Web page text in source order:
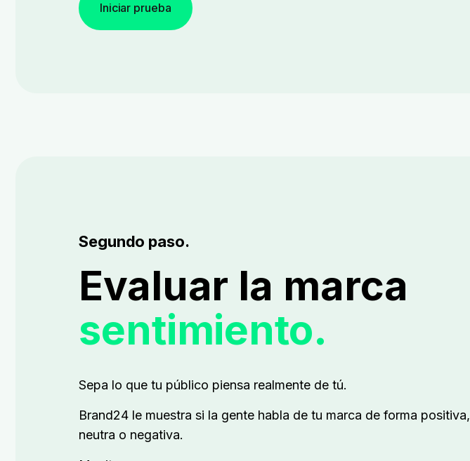
Iniciar prueba
Segundo paso.
Evaluar la marca
sentimiento.
Sepa lo que tu público piensa realmente de tú.
Brand24 le muestra si la gente habla de tu marca de forma positiva,
neutra o negativa.